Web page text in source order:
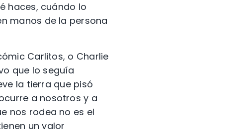
haces, cuándo lo
manos de la persona
Carlitos, o Charlie
que lo seguía
la tierra que pisó
a nosotros y a
nos rodea no es el
un valor